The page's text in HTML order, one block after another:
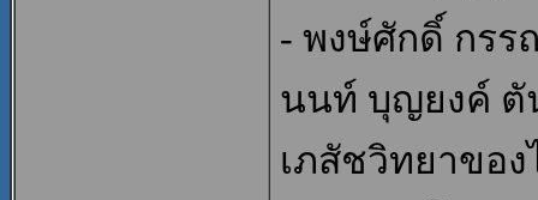
- พงษ์ศักดิ์ กร
นนท์ บุญยงค์ ตั
เภสัชวิทยาขอ